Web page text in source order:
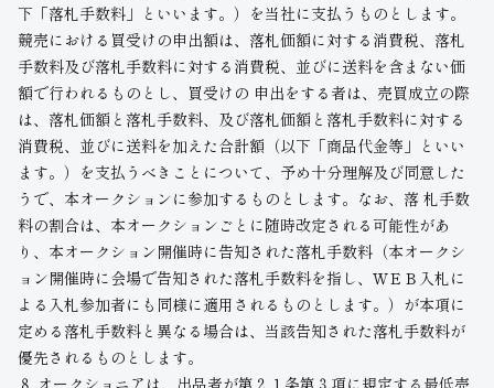
下「落札手数料」といいます。）を当社に支払うものとします。
競売における買受けの申出額は、落札価額に対する消費税、落札
手数料及び落札手数料に対する消費税、並びに送料を含まない価
額で行われるものとし、買受けの 申出をする者は、売買成立の際
は、落札価額と落札手数料、及び落札価額と落札手数料に対する
消費税、並びに送料を加えた合計額（以下「商品代金等」といい
ます。）を支払うべきことについて、予め十分理解及び同意した
うで、本オークションに参加するものとします。なお、落 札手数
料の割合は、本オークションごとに随時改定される可能性があ
り、本オークション開催時に告知された落札手数料（本オークシ
ョン開催時に会場で告知された落札手数料を指し、ＷＥＢ入札に
よる入札参加者にも同様に適用されるものとします。）が本項に
定める落札手数料と異なる場合は、当該告知された落札手数料が
優先されるものとします。